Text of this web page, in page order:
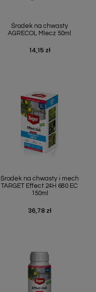
Środek na chwasty
AGRECOL Mlecz 50ml
Cena
14,15 zł
Środek na chwasty i mech
TARGET Effect 24H 680 EC
150ml
Cena
36,78 zł